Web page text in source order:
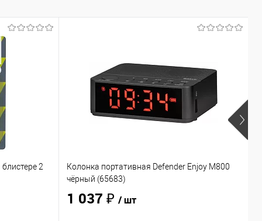
2
Колонка портативная Defender Enjoy M800
чёрный (65683)
1 037 ₽ / шт